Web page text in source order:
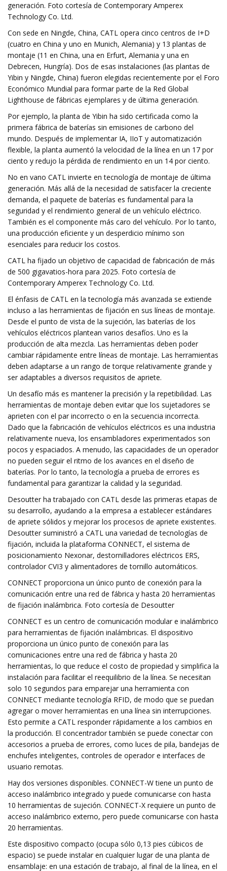
generación. Foto cortesía de Contemporary Amperex
Technology Co. Ltd.
Con sede en Ningde, China, CATL opera cinco centros de I+D
(cuatro en China y uno en Munich, Alemania) y 13 plantas de
montaje (11 en China, una en Erfurt, Alemania y una en
Debrecen, Hungría). Dos de esas instalaciones (las plantas de
Yibin y Ningde, China) fueron elegidas recientemente por el Foro
Económico Mundial para formar parte de la Red Global
Lighthouse de fábricas ejemplares y de última generación.
Por ejemplo, la planta de Yibin ha sido certificada como la
primera fábrica de baterías sin emisiones de carbono del
mundo. Después de implementar IA, IIoT y automatización
flexible, la planta aumentó la velocidad de la línea en un 17 por
ciento y redujo la pérdida de rendimiento en un 14 por ciento.
No en vano CATL invierte en tecnología de montaje de última
generación. Más allá de la necesidad de satisfacer la creciente
demanda, el paquete de baterías es fundamental para la
seguridad y el rendimiento general de un vehículo eléctrico.
También es el componente más caro del vehículo. Por lo tanto,
una producción eficiente y un desperdicio mínimo son
esenciales para reducir los costos.
CATL ha fijado un objetivo de capacidad de fabricación de más
de 500 gigavatios-hora para 2025. Foto cortesía de
Contemporary Amperex Technology Co. Ltd.
El énfasis de CATL en la tecnología más avanzada se extiende
incluso a las herramientas de fijación en sus líneas de montaje.
Desde el punto de vista de la sujeción, las baterías de los
vehículos eléctricos plantean varios desafíos. Uno es la
producción de alta mezcla. Las herramientas deben poder
cambiar rápidamente entre líneas de montaje. Las herramientas
deben adaptarse a un rango de torque relativamente grande y
ser adaptables a diversos requisitos de apriete.
Un desafío más es mantener la precisión y la repetibilidad. Las
herramientas de montaje deben evitar que los sujetadores se
aprieten con el par incorrecto o en la secuencia incorrecta.
Dado que la fabricación de vehículos eléctricos es una industria
relativamente nueva, los ensambladores experimentados son
pocos y espaciados. A menudo, las capacidades de un operador
no pueden seguir el ritmo de los avances en el diseño de
baterías. Por lo tanto, la tecnología a prueba de errores es
fundamental para garantizar la calidad y la seguridad.
Desoutter ha trabajado con CATL desde las primeras etapas de
su desarrollo, ayudando a la empresa a establecer estándares
de apriete sólidos y mejorar los procesos de apriete existentes.
Desoutter suministró a CATL una variedad de tecnologías de
fijación, incluida la plataforma CONNECT, el sistema de
posicionamiento Nexonar, destornilladores eléctricos ERS,
controlador CVI3 y alimentadores de tornillo automáticos.
CONNECT proporciona un único punto de conexión para la
comunicación entre una red de fábrica y hasta 20 herramientas
de fijación inalámbrica. Foto cortesía de Desoutter
CONNECT es un centro de comunicación modular e inalámbrico
para herramientas de fijación inalámbricas. El dispositivo
proporciona un único punto de conexión para las
comunicaciones entre una red de fábrica y hasta 20
herramientas, lo que reduce el costo de propiedad y simplifica la
instalación para facilitar el reequilibrio de la línea. Se necesitan
solo 10 segundos para emparejar una herramienta con
CONNECT mediante tecnología RFID, de modo que se puedan
agregar o mover herramientas en una línea sin interrupciones.
Esto permite a CATL responder rápidamente a los cambios en
la producción. El concentrador también se puede conectar con
accesorios a prueba de errores, como luces de pila, bandejas de
enchufes inteligentes, controles de operador e interfaces de
usuario remotas.
Hay dos versiones disponibles. CONNECT-W tiene un punto de
acceso inalámbrico integrado y puede comunicarse con hasta
10 herramientas de sujeción. CONNECT-X requiere un punto de
acceso inalámbrico externo, pero puede comunicarse con hasta
20 herramientas.
Este dispositivo compacto (ocupa sólo 0,13 pies cúbicos de
espacio) se puede instalar en cualquier lugar de una planta de
ensamblaje: en una estación de trabajo, al final de la línea, en el